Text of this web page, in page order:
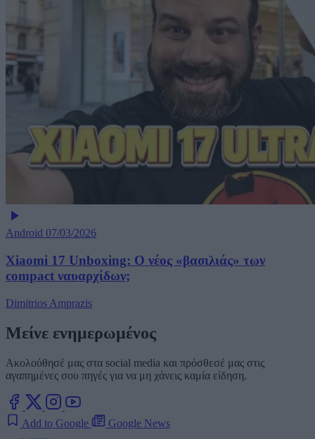
Android 07/03/2026
Xiaomi 17 Unboxing: Ο νέος «βασιλιάς» των
compact ναυαρχίδων;
Dimitrios Amprazis
Μείνε ενημερωμένος
Ακολούθησέ μας στα social media και πρόσθεσέ μας στις
αγαπημένες σου πηγές για να μη χάνεις καμία είδηση.
Add to Google Google News